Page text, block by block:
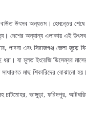
বাউত উৎসব অন্যতম। হেমন্তের
দেশের অন্যান্য এলাকায় এই উৎসব
পাবনা এবং সিরাজগঞ্জ জেলা
যা মূলত ইংরেজি ডিসেম্বর
মাছ শিকারিদের বোঝানো হয়।
চাটমোহর, ভাঙ্গুড়া, ফরিদপুর,